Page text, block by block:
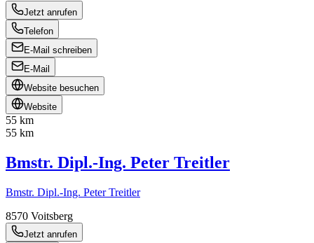
Jetzt anrufen
Telefon
E-Mail schreiben
E-Mail
Website besuchen
Website
55 km
55 km
Bmstr. Dipl.-Ing. Peter Treitler
Bmstr. Dipl.-Ing. Peter Treitler
8570 Voitsberg
Jetzt anrufen